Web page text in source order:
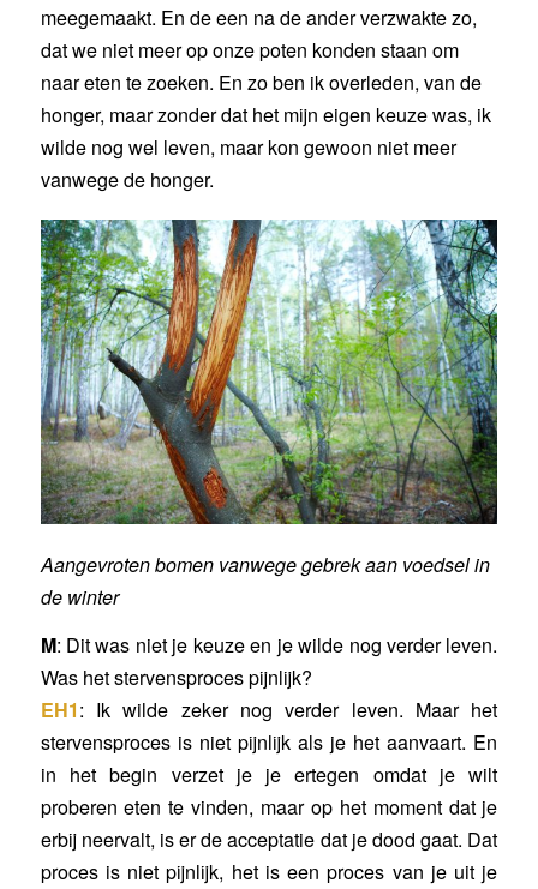
meegemaakt. En de een na de ander verzwakte zo,
dat we niet meer op onze poten konden staan om
naar eten te zoeken. En zo ben ik overleden, van de
honger, maar zonder dat het mijn eigen keuze was, ik
wilde nog wel leven, maar kon gewoon niet meer
vanwege de honger.
Aangevroten bomen vanwege gebrek aan voedsel in
de winter
M: Dit was niet je keuze en je wilde nog verder leven.
Was het stervensproces pijnlijk?
EH1: Ik wilde zeker nog verder leven. Maar het
stervensproces is niet pijnlijk als je het aanvaart. En
in het begin verzet je je ertegen omdat je wilt
proberen eten te vinden, maar op het moment dat je
erbij neervalt, is er de acceptatie dat je dood gaat. Dat
proces is niet pijnlijk, het is een proces van je uit je